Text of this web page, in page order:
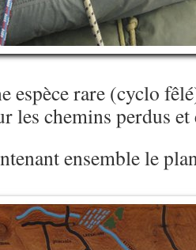
espèce rare (cyclo
les chemins perdus
ensemble le